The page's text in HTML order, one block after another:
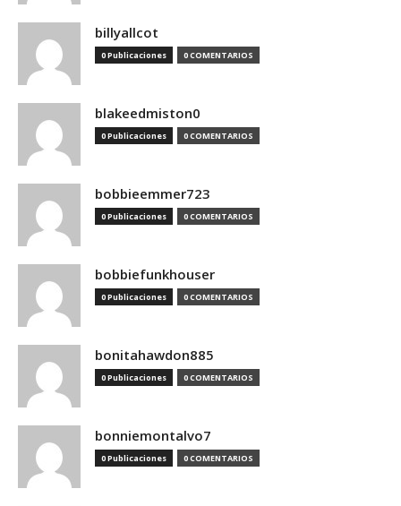
billyallcot
0 Publicaciones 0 COMENTARIOS
blakeedmiston0
0 Publicaciones 0 COMENTARIOS
bobbieemmer723
0 Publicaciones 0 COMENTARIOS
bobbiefunkhouser
0 Publicaciones 0 COMENTARIOS
bonitahawdon885
0 Publicaciones 0 COMENTARIOS
bonniemontalvo7
0 Publicaciones 0 COMENTARIOS